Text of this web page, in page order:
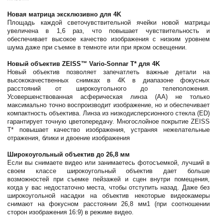
Новая матрица эксклюзивно для 4K
Площадь каждой светочувствительной ячейки новой матрицы
увеличена в 1,6 раз, что повышает чувствительность и
обеспечивает высокое качество изображения с низким уровнем
шума даже при съемке в темноте или при ярком освещении.
Новый объектив ZEISS™ Vario-Sonnar T* для 4K
Новый объектив позволяет запечатлеть важные детали на
высококачественных снимках в 4K в диапазоне фокусных
расстояний от широкоугольного до телеположения.
Усовершенствованная асферическая линза (AA) не только
максимально точно воспроизводит изображение, но и обеспечивает
компактность объектива. Линза из низкодисперсионного стекла (ED)
гарантирует точную цветопередачу. Многослойное покрытие ZEISS
T* повышает качество изображения, устраняя нежелательные
отражения, блики и двоение изображения
Широкоугольный объектив до 26,8 мм
Если вы снимаете видео или занимаетесь фотосъемкой, лучший в
своем классе широкоугольный объектив дает больше
возможностей при съемке пейзажей и сцен внутри помещения,
когда у вас недостаточно места, чтобы отступить назад. Даже без
широкоугольной насадки на объектив некоторые видеокамеры
снимают на фокусном расстоянии 26,8 мм1 (при соотношении
сторон изображения 16:9) в режиме видео.